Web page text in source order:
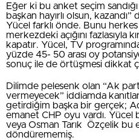
Eğer ki bu anket seçim
başkan hayırlı olsun,
Yücel farklı önde. Bunu
merkezdeki açığını fazlasıyla
kapatır. Yücel, TV
yüzde 45- 50 arası oy
sonuç ile de örtüşmesi dikkat
Dilimde pelesenk olan “Ak
vermeyecek” iddiamda
getirdiğim başka bir gerçek;
emanet CHP oyu vardı. Yücel
veya Osman Tarık Özçelik bu
döndürememiş.